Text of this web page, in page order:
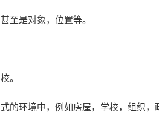
至是对象，位置等。
。
的环境中，例如房屋，学校，组织，